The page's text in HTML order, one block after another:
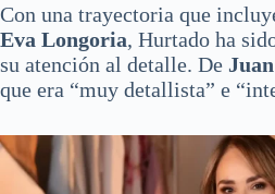
Con una trayectoria que
Eva Longoria, Hurtado ha
su atención al detalle. De
que era “muy detallista” e